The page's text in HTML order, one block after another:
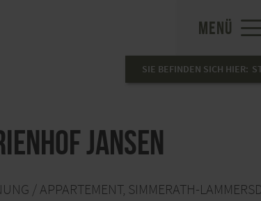
MENÜ
SIE BEFINDEN SICH HIER:
Jansen
/ APPARTEMENT, SIMMERATH-